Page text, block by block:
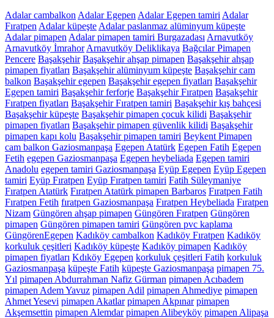
Adalar cambalkon Adalar Egepen Adalar Egepen tamiri Adalar
Fıratpen Adalar küpeşte Adalar paslanmaz alüminyum küpeşte
Adalar pimapen Adalar pimapen tamiri Burgazadası Arnavutköy
Arnavutköy İmrahor Arnavutköy Deliklikaya Bağcılar Pimapen
Pencere Başakşehir Başakşehir ahşap pimapen Başakşehir ahşap
pimapen fiyatları Başakşehir alüminyum küpeşte Başakşehir cam
balkon Başakşehir egepen Başakşehir egepen fiyatları Başakşehir
Egepen tamiri Başakşehir ferforje Başakşehir Fıratpen Başakşehir
Fıratpen fiyatları Başakşehir Fıratpen tamiri Başakşehir kış bahçesi
Başakşehir küpeşte Başakşehir pimapen çocuk kilidi Başakşehir
pimapen fiyatları Başakşehir pimapen güvenlik kilidi Başakşehir
pimapen kapı kolu Başakşehir pimapen tamiri Beykent Pimapen
cam balkon Gaziosmanpaşa Egepen Atatürk Egepen Fatih Egepen
Fetih egepen Gaziosmanpaşa Egepen heybeliada Egepen tamiri
Anadolu egepen tamiri Gaziosmanpaşa Eyüp Egepen Eyüp Egepen
tamiri Eyüp Fıratpen Eyüp Fıratpen tamiri Fatih Süleymaniye
Fıratpen Atatürk Fıratpen Atatürk pimapen Barbaros Fıratpen Fatih
Fıratpen Fetih fıratpen Gaziosmanpaşa Fıratpen Heybeliada Fıratpen
Nizam Güngören ahşap pimapen Güngören Fıratpen Güngören
pimapen Güngören pimapen tamiri Güngören pvc kaplama
GüngörenEgepen Kadıköy cambalkon Kadıköy Fıratpen Kadıköy
korkuluk çeşitleri Kadıköy küpeşte Kadıköy pimapen Kadıköy
pimapen fiyatları Kdıköy Egepen korkuluk çeşitleri Fatih korkuluk
Gaziosmanpaşa küpeşte Fatih küpeşte Gaziosmanpaşa pimapen 75.
Yıl pimapen Abdurrahman Nafiz Gürman pimapen Acıbadem
pimapen Adem Yavuz pimapen Adil pimapen Ahmediye pimapen
Ahmet Yesevi pimapen Akatlar pimapen Akpınar pimapen
Akşemsettin pimapen Alemdar pimapen Alibeyköy pimapen Alipaşa